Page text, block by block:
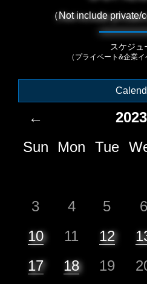
（Not include private/
スケジュ
（プライベート&企業
←
Sun
Mon Tue
3
4 5 6
10
11 12
17
18 19